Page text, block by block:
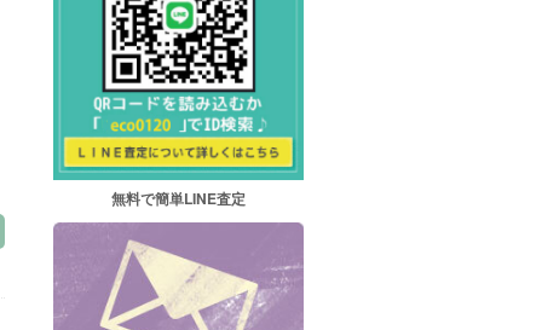
無料で簡単LINE査定